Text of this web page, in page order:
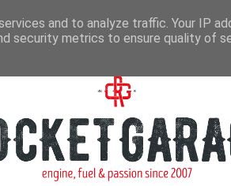
and to analyze traffic. Your IP
security metrics to ensure quality of